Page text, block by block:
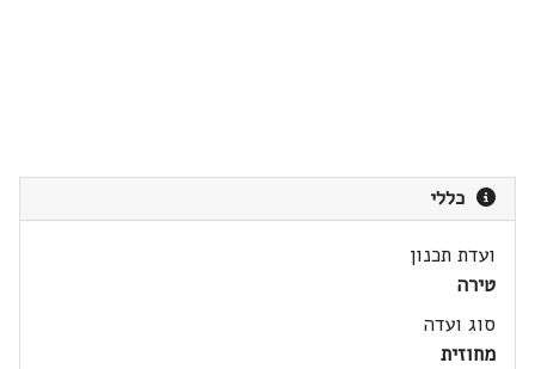
כללי
ועדת תכנון
טירה
סוג ועדה
מחוזית